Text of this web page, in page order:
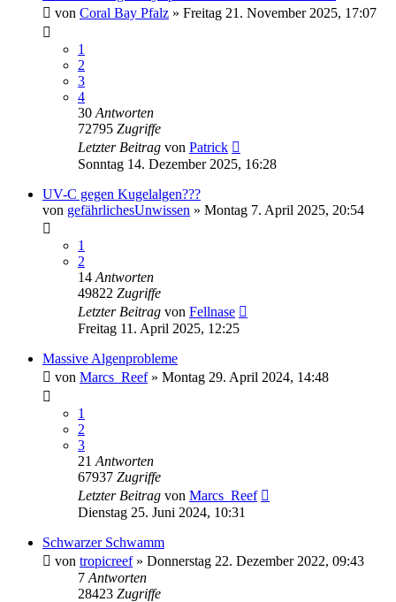
von Coral Bay Pfalz » Freitag 21. November 2025, 17:07
1
2
3
4
30 Antworten
72795 Zugriffe
Letzter Beitrag von Patrick
Sonntag 14. Dezember 2025, 16:28
UV-C gegen Kugelalgen???
von gefährlichesUnwissen » Montag 7. April 2025, 20:54
1
2
14 Antworten
49822 Zugriffe
Letzter Beitrag von Fellnase
Freitag 11. April 2025, 12:25
Massive Algenprobleme
von Marcs_Reef» Montag 29. April 2024, 14:48
1
2
3
21 Antworten
67937 Zugriffe
Letzter Beitrag von Marcs_Reef
Dienstag 25. Juni 2024, 10:31
Schwarzer Schwamm
von tropicreef» Donnerstag 22. Dezember 2022, 09:43
7 Antworten
28423 Zugriffe